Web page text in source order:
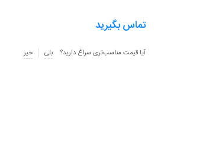
تماس بگیرید
آیا قیمت مناسب‌تری سراغ دارید؟ بلی خیر